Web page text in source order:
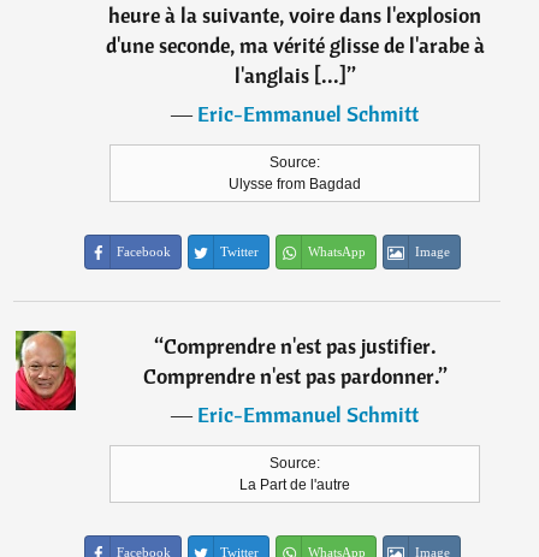
heure à la suivante, voire dans l'explosion
d'une seconde, ma vérité glisse de l'arabe à
l'anglais [...]”
―Eric-Emmanuel Schmitt
Source:
Ulysse from Bagdad
Facebook Twitter WhatsApp Image
“Comprendre n'est pas justifier.
Comprendre n'est pas pardonner.”
―Eric-Emmanuel Schmitt
Source:
La Part de l'autre
Facebook Twitter WhatsApp Image